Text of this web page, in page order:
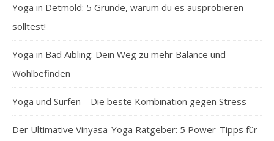
Yoga in Detmold: 5 Gründe, warum du es ausprobieren
solltest!
Yoga in Bad Aibling: Dein Weg zu mehr Balance und
Wohlbefinden
Yoga und Surfen – Die beste Kombination gegen Stress
Der Ultimative Vinyasa-Yoga Ratgeber: 5 Power-Tipps für